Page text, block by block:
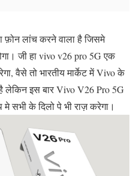
लांच करने वाला है जिसमे
जी हा vivo v26 pro 5G एक
वैसे तो भारतीय मार्केट में Vivo के
इस बार Vivo V26 Pro 5G
मे सभी के दिलो पे भी राज़ करेगा।